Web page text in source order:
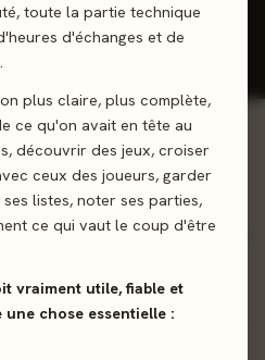
toute la partie technique
d'échanges et de
plus claire, plus complète,
ce qu'on avait en tête au
découvrir des jeux, croiser
ceux des joueurs, garder
listes, noter ses parties,
ce qui vaut le coup d'être
vraiment utile, fiable et
chose essentielle :
Pour remporter la partie dans
être le 1er joueur qui, à la fin
deck et n'a aucun artichaut
des autres légumes pour
les artichauts ! Principe du
débarrasser de vos